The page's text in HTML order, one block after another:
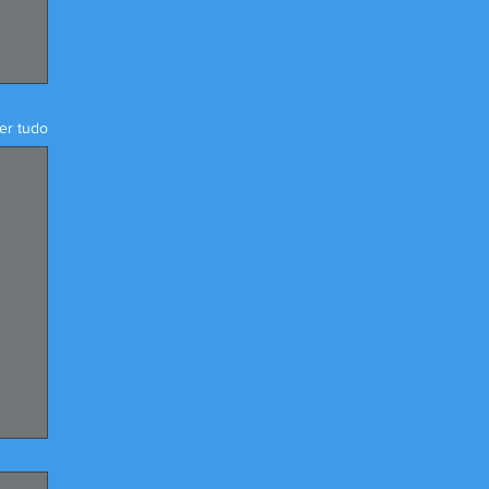
tudo